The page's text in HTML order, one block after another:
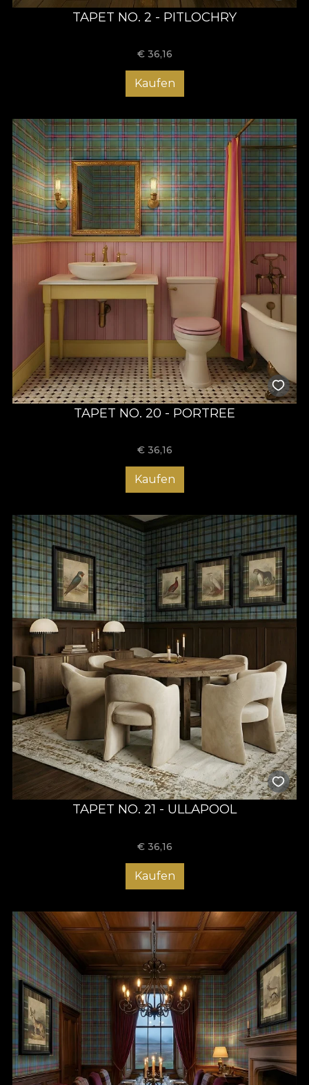
TAPET NO. 2 - PITLOCHRY
€ 36,16
Kaufen
TAPET NO. 20 - PORTREE
€ 36,16
Kaufen
TAPET NO. 21 - ULLAPOOL
€ 36,16
Kaufen